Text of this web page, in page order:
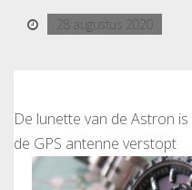
28 augustus 2020
De lunette van de Astron
de GPS antenne verstopt